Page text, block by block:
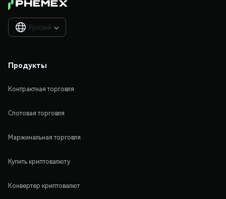
Русский 
Продукты
Контрактная торговля
Спотовая торговля
Маржинальная торговля
Купить криптовалюту
Конвертер криптовалют